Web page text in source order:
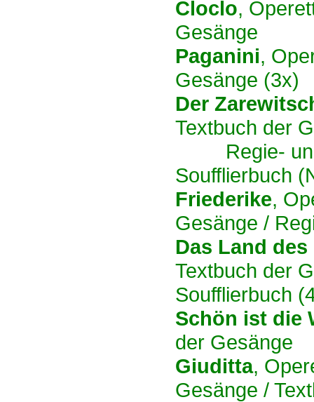
Cloclo,
Gesänge
Paganini,
Gesänge (3x)
Der
Textbuch der
Regie- und
Soufflierbuch
Friederike,
Gesänge /
Das Land
Textbuch der
Soufflierbuch
Schön ist die
der Gesänge
Giuditta,
Gesänge /